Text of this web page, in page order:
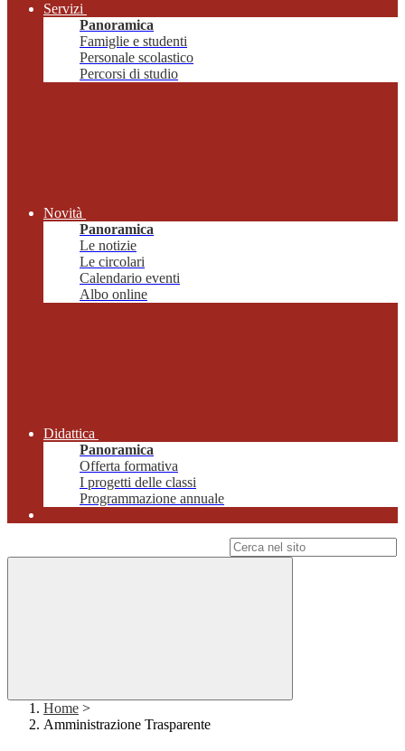
Servizi
Panoramica
Famiglie e studenti
Personale scolastico
Percorsi di studio
Novità
Panoramica
Le notizie
Le circolari
Calendario eventi
Albo online
Didattica
Panoramica
Offerta formativa
I progetti delle classi
Programmazione annuale
Home >
Amministrazione Trasparente